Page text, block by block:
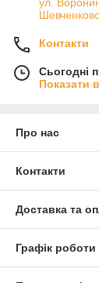
Контакти
Сьогодні
Показати
Про нас
Контакти
Доставка та
Графік роботи